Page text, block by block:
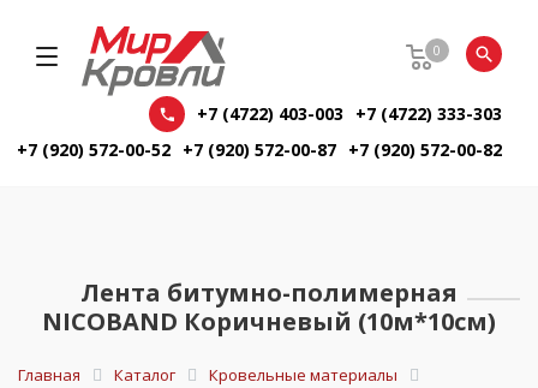
0
+7 (4722) 403-003
+7 (4722) 333-303
+7 (920) 572-00-52 +7 (920) 572-00-87 +7 (920) 572-00-82
Лента битумно-полимерная
NICOBAND Коричневый (10м*10см)
Главная Каталог
Кровельные материалы